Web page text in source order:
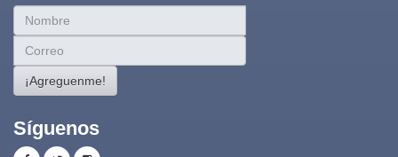
¡Agreguenme!
Síguenos